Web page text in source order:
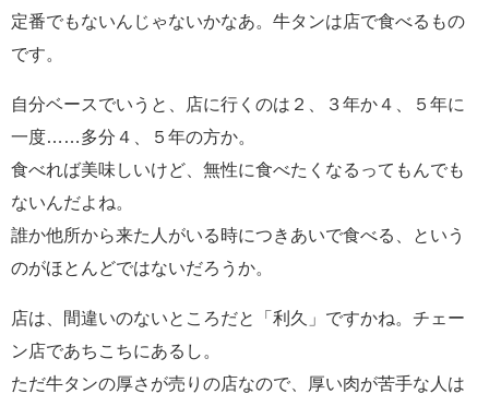
定番でもないんじゃないかなあ。牛タンは店で食べるもの
です。
自分ベースでいうと、店に行くのは２、３年か４、５年に
一度……多分４、５年の方か。
食べれば美味しいけど、無性に食べたくなるってもんでも
ないんだよね。
誰か他所から来た人がいる時につきあいで食べる、という
のがほとんどではないだろうか。
店は、間違いのないところだと「利久」ですかね。チェー
ン店であちこちにあるし。
ただ牛タンの厚さが売りの店なので、厚い肉が苦手な人は